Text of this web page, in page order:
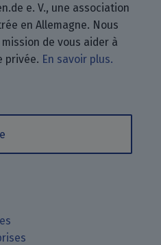
e. V., une association
en Allemagne. Nous
de vous aider à
privée. En savoir plus.
notre blog en
sur GitHub.
nous via Matrix.